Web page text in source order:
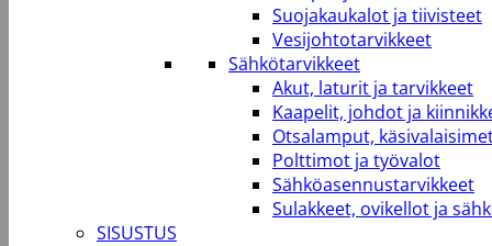
Suojakaukalot ja tiivisteet
Vesijohtotarvikkeet
Sähkötarvikkeet
Akut, laturit ja tarvikkeet
Kaapelit, johdot ja
Otsalamput,
Polttimot ja työvalot
Sähköasennustarvikkeet
Sulakkeet, ovikellot ja
SISUSTUS